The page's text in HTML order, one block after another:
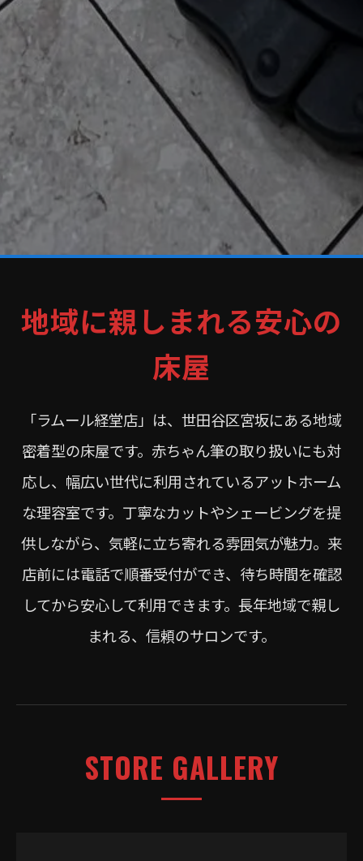
地域に親しまれる安心の
床屋
「ラムール経堂店」は、世田谷区宮坂にある地域
密着型の床屋です。赤ちゃん筆の取り扱いにも対
応し、幅広い世代に利用されているアットホーム
な理容室です。丁寧なカットやシェービングを提
供しながら、気軽に立ち寄れる雰囲気が魅力。来
店前には電話で順番受付ができ、待ち時間を確認
してから安心して利用できます。長年地域で親し
まれる、信頼のサロンです。
STORE GALLERY